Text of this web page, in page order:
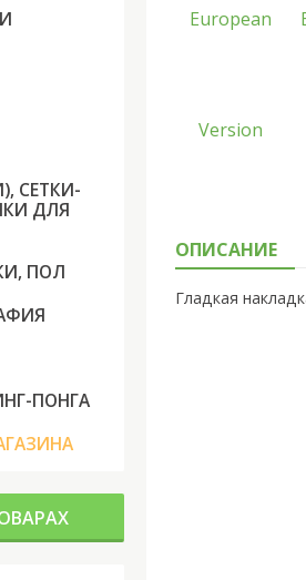
СЕТКИ-
ДЛЯ
ПОЛ
ПОНГА
ОПИСАНИЕ
Гладкая